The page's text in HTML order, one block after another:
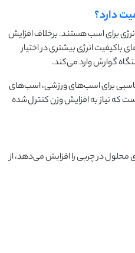
برای اسب هستند. برخلاف افزایش
باکیفیت انرژی بیشتری در اختیار
گوارش وارد می‌کند.
امگا ۶ انتخاب مناسبی برای اسب‌های ورزشی، اسب‌های
که نیاز به افزایش وزن کنترل‌شده
محلول در چربی را افزایش می‌دهد، از